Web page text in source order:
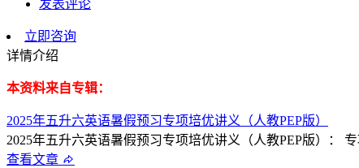
发表评论
立即咨询
详情介绍
本资料来自专辑：
2025年五升六英语暑假预习专项培优讲义（人教PEP版）
2025年五升六英语暑假预习专项培优讲义（人教PEP版）：
查看文章